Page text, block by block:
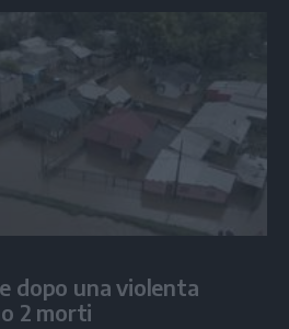
dopo una violenta
2 morti